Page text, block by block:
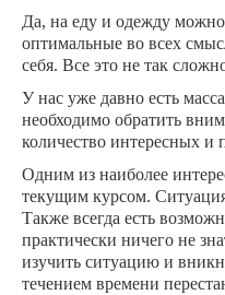
Да, на еду и одежду можно
оптимальные во всех
себя. Все это не так
У нас уже давно есть
необходимо обратить
количество интересных и
Одним из наиболее
текущим курсом.
Также всегда есть
практически ничего не
изучить ситуацию и
течением времени